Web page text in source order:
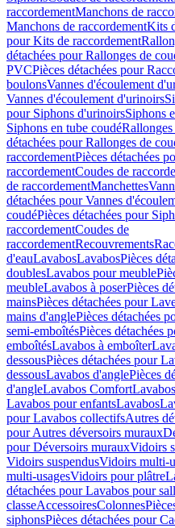
raccordementManchons de
Manchons de raccordementKits
pour Kits de raccordement
détachées pour Rallonges de
PVCPièces détachées pour
boulonsVannes d'écoulement
Vannes d'écoulement d'urinoirs
pour Siphons d'urinoirsSiphons
Siphons en tube coudéRallonges
détachées pour Rallonges de
raccordementPièces détachées
raccordementCoudes de
de raccordementManchettes
détachées pour Vannes
coudéPièces détachées pour
raccordementCoudes de
raccordementRecouvrements
d'eauLavabosLavabosPièces
doublesLavabos pour meuble
meubleLavabos à poserPièces
mainsPièces détachées pour
mains d'anglePièces détachées
semi-emboîtésPièces détachées
emboîtésLavabos à emboîter
dessousPièces détachées pour
dessousLavabos d'anglePièces
d'angleLavabos Comfort
Lavabos pour enfantsLavabos
pour Lavabos collectifsAutres
pour Autres déversoirs muraux
pour Déversoirs murauxVidoirs
Vidoirs suspendusVidoirs multi-
multi-usagesVidoirs pour plâtre
détachées pour Lavabos pour
classeAccessoiresColonnes
siphonsPièces détachées pour